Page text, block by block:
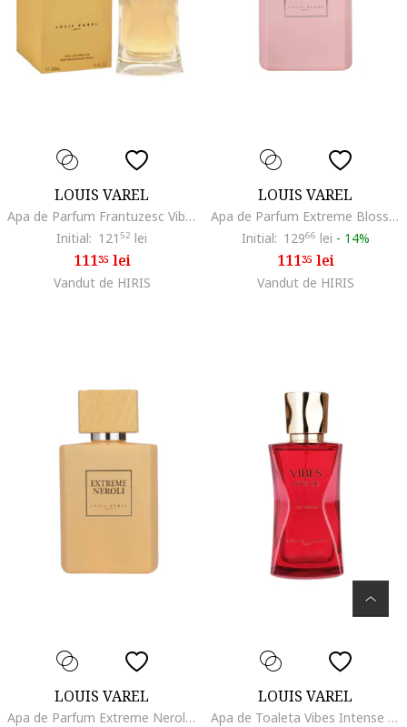
LOUIS VAREL
Apa de Parfum Frantuzesc Vibes Women,100ml
Initial: 121 52 lei
11135lei
Vandut de HIRIS
LOUIS VAREL
Apa de Parfum Extreme Blossom, Femei, 100 ml
Initial: 12966 lei - 14%
11135lei
Vandut de HIRIS
LOUIS VAREL
Apa de Parfum Extreme Neroli Unisex, 100 ml
LOUIS VAREL
Apa de Toaleta Vibes Intense Femei, 100 ml